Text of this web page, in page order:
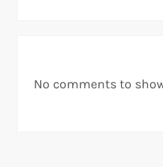
No comments to